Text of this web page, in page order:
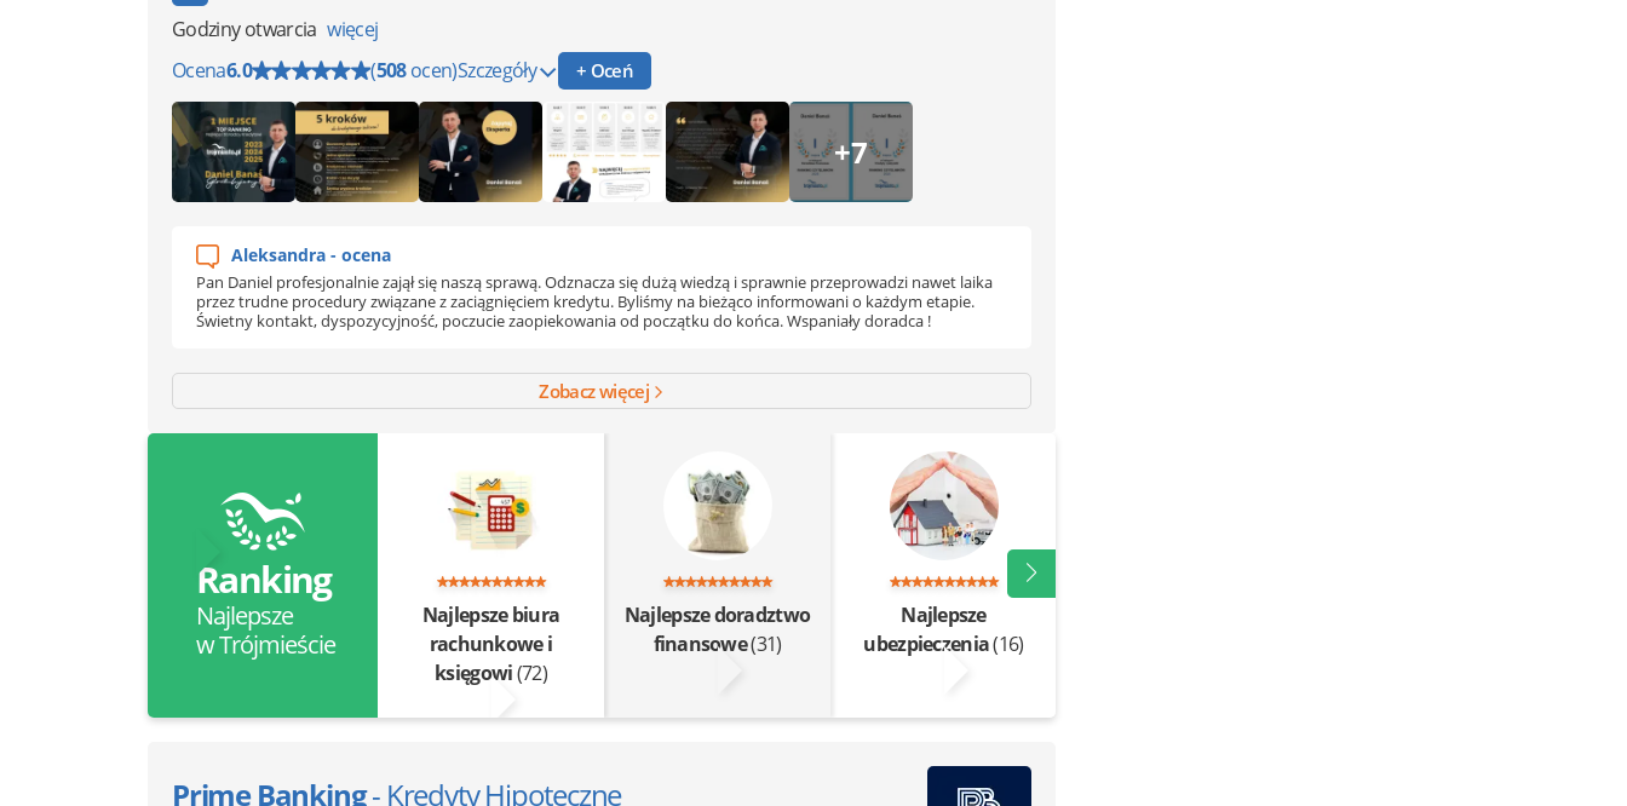
Godziny otwarcia więcej
Ocena6.0 (508ocen)Szczegóły + Oceń
+7
Aleksandra - ocena
Pan Daniel profesjonalnie zajął się naszą sprawą. Odznacza się dużą wiedzą i sprawnie przeprowadzi nawet laika
przez trudne procedury związane z zaciągnięciem kredytu. Byliśmy na bieżąco informowani o każdym etapie.
Świetny kontakt, dyspozycyjność, poczucie zaopiekowania od początku do końca. Wspaniały doradca !
Zobacz więcej
Ranking
Najlepsze
w Trójmieście
Najlepsze biura
rachunkowe i
księgowi(72)
Najlepsze doradztwo
finansowe(31)
Najlepsze
ubezpieczenia(16)
Prime Banking- Kredyty Hipoteczne